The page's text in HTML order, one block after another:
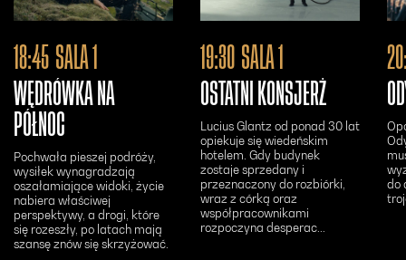
18:45 SALA 1 Otwiera się w nowym oknie - Bilety24
WĘDRÓWKA NA
PÓŁNOC
Pochwała pieszej podróży,
wysiłek wynagradzają
oszałamiające widoki, życie
nabiera właściwej
perspektywy, a drogi, które
się rozeszły, po latach mają
szansę znów się skrzyżować.
19:30 SALA 1 Otwiera się w
OSTATNI KONSJERŻ
Lucius Glantz od ponad 30 lat
opiekuje się wiedeńskim
hotelem. Gdy budynek
zostaje sprzedany i
przeznaczony do rozbiórki,
wraz z córką oraz
współpracownikami
rozpoczyna desperac...
do